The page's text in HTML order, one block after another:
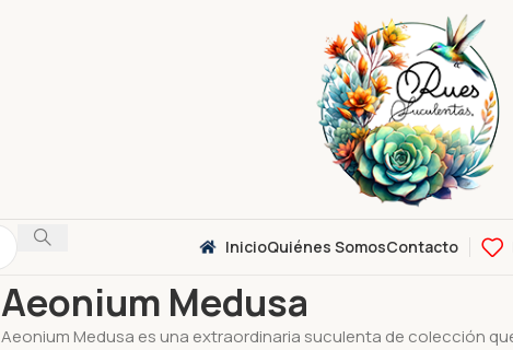
InicioQuiénes SomosContacto
Inicio
Aeonium Medusa
Aeonium Medusa es una extraordinaria suculenta de colección